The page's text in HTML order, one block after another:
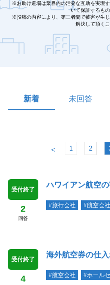
※お助け道場は業界内の活発な互助を実現
いて保証するも
※投稿の内容により、第三者間で被害が生
解決して頂く
新着 未回答
＜ 1 2
受付終了
2
回答
ハワイアン航空
#旅行会社 #航空会社
受付終了
4
海外航空券の仕
#航空会社 #ホール